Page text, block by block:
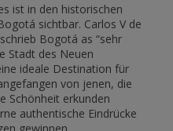
ist in den historischen
sichtbar. Carlos V de
Bogotá as “sehr
Stadt des Neuen
ideale Destination für
von jenen, die
Schönheit erkunden
authentische Eindrücke